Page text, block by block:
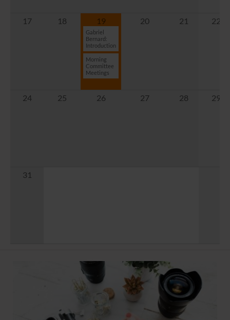
17 18 19
Gabriel
Bernard:
Introduction
Morning
Committee
Meetings
20 21 22
24 25 26 27 28 29
31